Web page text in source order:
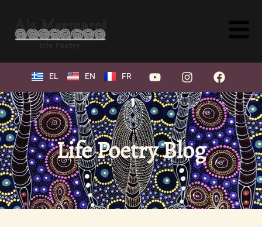
EL EN FR
Life Poetry Blog